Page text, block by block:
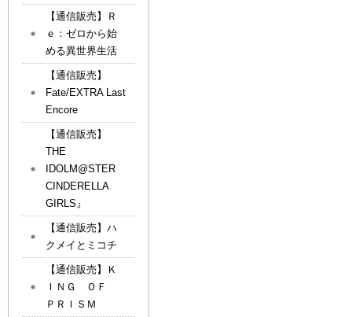
【通信販売】Ｒ
ｅ：ゼロから始
める異世界生活
【通信販売】
Fate/EXTRA Last
Encore
【通信販売】
THE
IDOLM@STER
CINDERELLA
GIRLS』
【通信販売】ハ
クメイとミコチ
【通信販売】Ｋ
ＩＮＧ ＯＦ
ＰＲＩＳＭ